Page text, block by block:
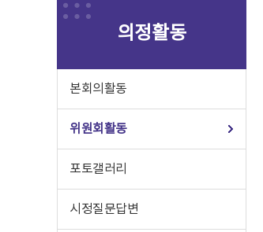
의정활동
본회의활동
위원회활동
포토갤러리
시정질문답변